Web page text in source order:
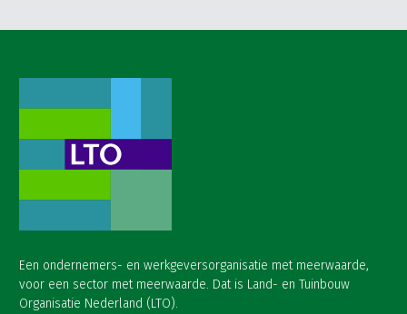
Een ondernemers- en werkgeversorganisatie met meerwaarde,
voor een sector met meerwaarde. Dat is Land- en Tuinbouw
Organisatie Nederland (LTO).